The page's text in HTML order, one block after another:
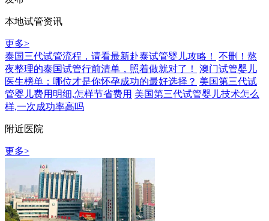
本地试管资讯
更多>
泰国三代试管流程，请看最新赴泰试管婴儿攻略！
不删！熬
夜整理的泰国试管行前清单，照着做就对了！
澳门试管婴儿
医生榜单：哪位才是你怀孕成功的最好选择？ 美国第三代试
管婴儿费用明细,怎样节省费用 美国第三代试管婴儿技术怎么
样,一次成功率高吗
附近医院
更多>